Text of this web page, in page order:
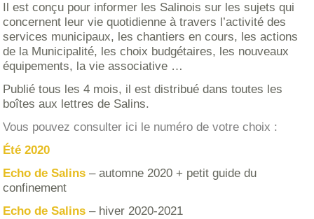
Il est conçu pour informer les Salinois sur les sujets qui
concernent leur vie quotidienne à travers l’activité des
services municipaux, les chantiers en cours, les actions
de la Municipalité, les choix budgétaires, les nouveaux
équipements, la vie associative …
Publié tous les 4 mois, il est distribué dans toutes les
boîtes aux lettres de Salins.
Vous pouvez consulter ici le numéro de votre choix :
Été 2020
Echo de Salins – automne 2020 + petit guide du
confinement
Echo de Salins – hiver 2020-2021